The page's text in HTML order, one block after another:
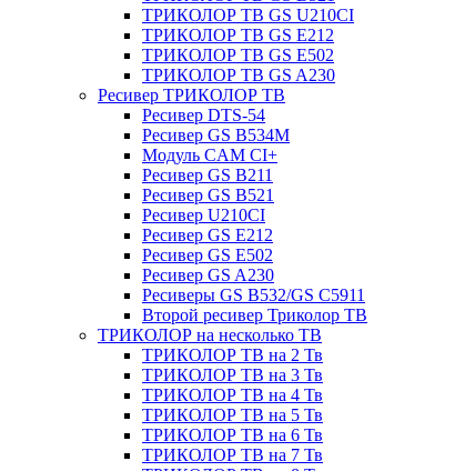
ТРИКОЛОР ТВ GS U210CI
ТРИКОЛОР ТВ GS E212
ТРИКОЛОР ТВ GS E502
ТРИКОЛОР ТВ GS A230
Ресивер ТРИКОЛОР ТВ
Ресивер DTS-54
Ресивер GS B534M
Модуль CAM CI+
Ресивер GS B211
Ресивер GS B521
Ресивер U210CI
Ресивер GS E212
Ресивер GS E502
Ресивер GS A230
Ресиверы GS B532/GS C5911
Второй ресивер Триколор ТВ
ТРИКОЛОР на несколько ТВ
ТРИКОЛОР ТВ на 2 Тв
ТРИКОЛОР ТВ на 3 Тв
ТРИКОЛОР ТВ на 4 Тв
ТРИКОЛОР ТВ на 5 Тв
ТРИКОЛОР ТВ на 6 Тв
ТРИКОЛОР ТВ на 7 Тв